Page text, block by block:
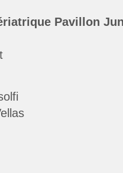
Pavillon